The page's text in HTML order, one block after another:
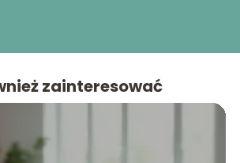
zainteresować